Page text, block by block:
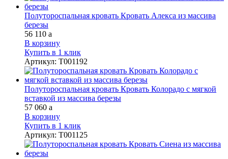
Полутороспальная кровать Кровать Алекса из массива
березы
56 110 a
В корзину
Купить в 1 клик
Артикул: Т001192
Полутороспальная кровать Кровать Колорадо с мягкой
вставкой из массива березы
57 060 a
В корзину
Купить в 1 клик
Артикул: Т001125